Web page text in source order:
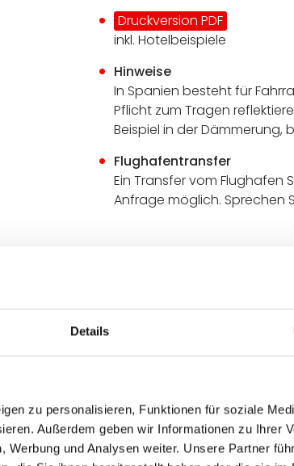
Details
zu personalisieren, Funktionen für soziale
Außerdem geben wir Informationen zu Ihrer
und Analysen weiter. Unsere Partner
Druckversion PDF
inkl. Hotelbeispiele
Hinweise
In Spanien besteht für
Pflicht zum Tragen
Beispiel in der Dämmerung,
Flughafentransfer
Ein Transfer vom
Anfrage möglich. Sprechen
Grenze. Erkunden Sie die
Santa María, die eine
erste Nacht in diesem
entlang der Küste Galiciens ein.